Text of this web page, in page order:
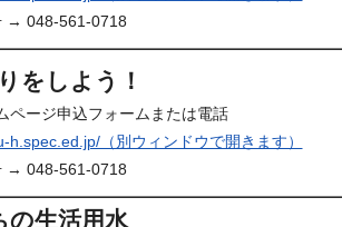
→ 048-561-0718
をしよう！
ページ申込フォームまたは電話
h.spec.ed.jp/（別ウィンドウで開きます）
→ 048-561-0718
の生活用水